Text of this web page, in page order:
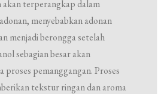
akan terperangkap dalam
menyebabkan adonan
menjadi berongga setelah
sebagian besar akan
proses pemanggangan. Proses
tekstur ringan dan aroma